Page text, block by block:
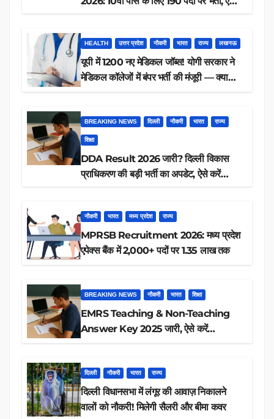
HEALTH उत्तर प्रदेश नौकरी भारत राज्य लखनऊ
यूपी में 1200 नए मेडिकल जॉब्स! योगी सरकार ने
मेडिकल कॉलेजों में बंपर भर्ती की मंजूरी — क्या
BREAKING NEWS दिल्ली नौकरी भारत राज्य
शिक्षा
DDA Result 2026 जारी? दिल्ली विकास
प्राधिकरण की बड़ी भर्ती का अपडेट, ऐसे करें
नौकरी भारत मध्य प्रदेश राज्य
MPRSB Recruitment 2026: मध्य प्रदेश
एपेक्स बैंक में 2,000+ पदों पर 1.35 लाख तक
BREAKING NEWS नौकरी भारत शिक्षा
EMRS Teaching & Non-Teaching
Answer Key 2025 जारी, ऐसे करें
दिल्ली नौकरी भारत राज्य
दिल्ली विधानसभा में लंगूर की आवाज़ निकालने
वालों को नौकरी! मिलेगी सैलरी और बीमा कवर